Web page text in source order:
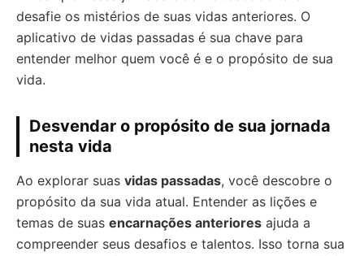
desafie os mistérios de suas vidas anteriores. O
aplicativo de vidas passadas é sua chave para
entender melhor quem você é e o propósito de sua
vida.
Desvendar o propósito de sua jornada
nesta vida
Ao explorar suas vidas passadas, você descobre o
propósito da sua vida atual. Entender as lições e
temas de suas encarnações anteriores ajuda a
compreender seus desafios e talentos. Isso torna sua